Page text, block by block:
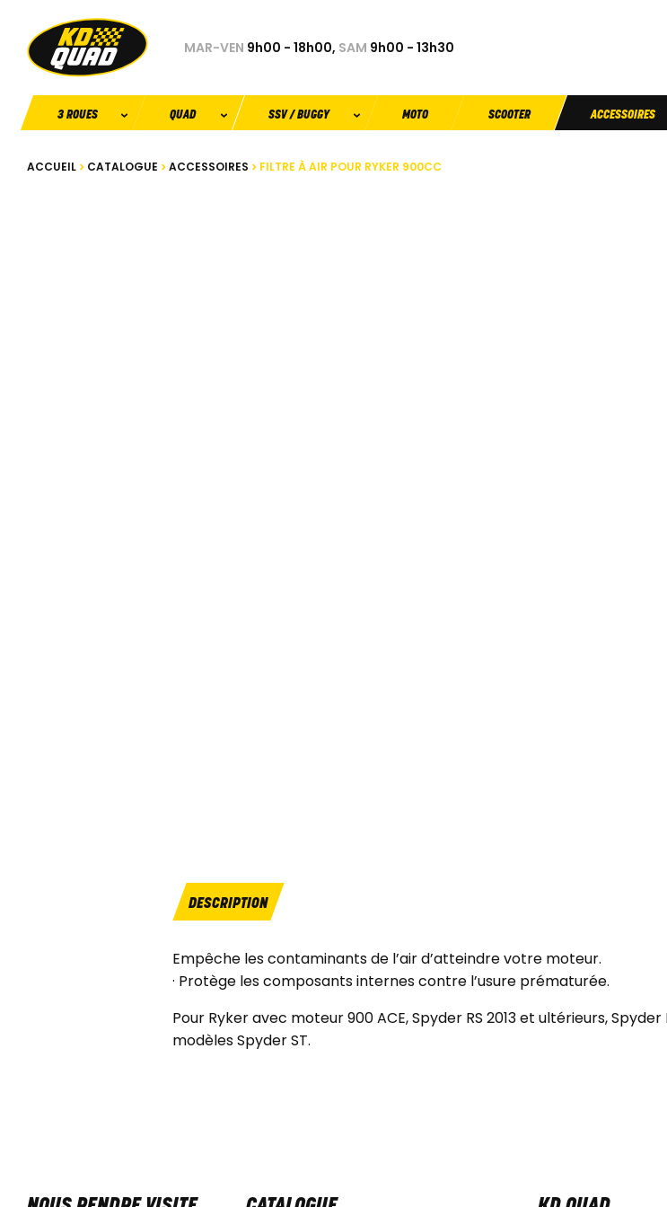
MAR-VEN 9h00 - 18h00, SAM 9h00 - 13h30
3 ROUES QUAD SSV / BUGGY MOTO SCOOTER ACCESSOIRES
ACCUEIL CATALOGUE ACCESSOIRES FILTRE À AIR POUR RYKER 900CC
DESCRIPTION
Empêche les contaminants de l’air d’atteindre votre moteur.
· Protège les composants internes contre l’usure prématurée.
Pour Ryker avec moteur 900 ACE, Spyder RS 2013 et ultérieurs,
modèles Spyder ST.